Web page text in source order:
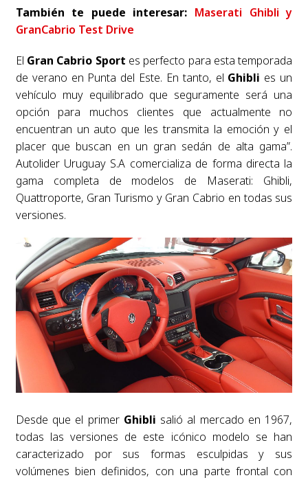
También te puede interesar: Maserati Ghibli y
GranCabrio Test Drive
El Gran Cabrio Sport es perfecto para esta temporada
de verano en Punta del Este. En tanto, el Ghibli es un
vehículo muy equilibrado que seguramente será una
opción para muchos clientes que actualmente no
encuentran un auto que les transmita la emoción y el
placer que buscan en un gran sedán de alta gama”.
Autolider Uruguay S.A comercializa de forma directa la
gama completa de modelos de Maserati: Ghibli,
Quattroporte, Gran Turismo y Gran Cabrio en todas sus
versiones.
Desde que el primer Ghibli salió al mercado en 1967,
todas las versiones de este icónico modelo se han
caracterizado por sus formas esculpidas y sus
volúmenes bien definidos, con una parte frontal con